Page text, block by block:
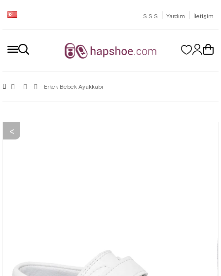
S.S.S | Yardım | İletişim
Erkek Bebek Ayakkabı